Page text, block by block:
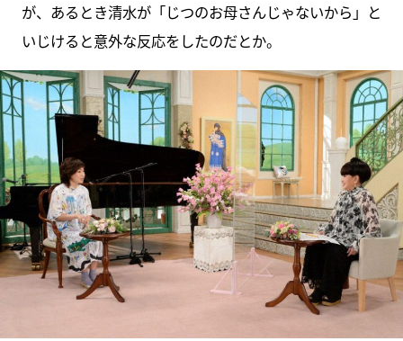
が、あるとき清水が「じつのお母さんじゃないから」と
いじけると意外な反応をしたのだとか。